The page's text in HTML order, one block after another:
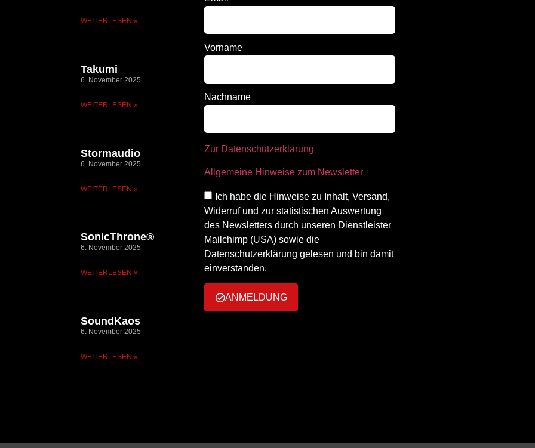
WEITERLESEN »
Takumi
6. November 2025
WEITERLESEN »
Stormaudio
6. November 2025
WEITERLESEN »
SonicThrone®
6. November 2025
WEITERLESEN »
SoundKaos
6. November 2025
WEITERLESEN »
Vorname
Nachname
Zur Datenschutzerklärung
Allgemeine Hinweise zum Newsletter
Ich habe die Hinweise zu Inhalt, Versand,
Widerruf und zur statistischen Auswertung
des Newsletters durch unseren Dienstleister
Mailchimp (USA) sowie die
Datenschutzerklärung gelesen und bin damit
einverstanden.
ANMELDUNG